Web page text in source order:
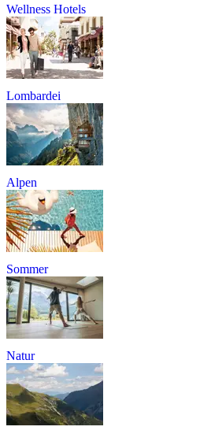
Wellness Hotels
Lombardei
Alpen
Sommer
Natur